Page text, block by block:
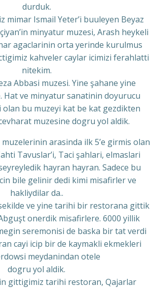
durduk.
mimar Ismail Yeter’i buuleyen Beyaz
minyatur muzesi, Arash heykeli
agaclarinin orta yerinde kurulmus
kahveler caylar icimizi ferahlatti
nitekim.
Abbasi muzesi. Yine şahane yine
Hat ve minyatur sanatinin doyurucu
bu muzeyi kat be kat gezdikten
muzesine dogru yol aldik.
arasinda ilk 5’e girmis olan
Tavuslar’i, Taci şahlari, elmaslari
hayran hayran. Sadece bu
bile gelinir dedi kimi misafirler ve
hakliydilar da..
ve yine tarihi bir restorana gittik
onerdik misafirlere. 6000 yillik
seremonisi de baska bir tat verdi
cayi icip bir de kaymakli ekmekleri
meydanindan otele
dogru yol aldik.
gittigimiz tarihi restoran, Qajarlar